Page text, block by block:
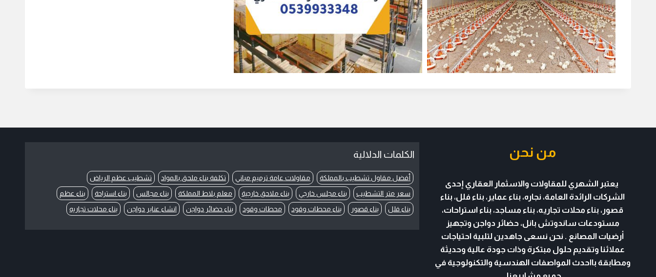
من نحن
يعتبر الشهري للمقاولات والاسثمار العقاري إحدى
الشركات الرائدة العامة، نجاره، بناء عماير، بناء فلل، بناء
قصور، بناء محلات تجاريه، بناء مساجد، بناء استراحات،
مستودعات ساندوتش بانل، حضائر دواجن وتجهيز
أرضيات المصانع . نحن نسعى جاهدين لتلبية احتياجات
عملائنا وتقديم حلول مبتكرة وذات جودة عالية وحديثة
ومطابقة بااحدث المواصفات الهندسية والتكنولوجية في
الكلمات الدلالية
أفضل مقاول تشطيب بالمملكة مقاولات عامة ترميم مباني تكلفة بناء ملحق بالمواد
تشطيب عظم الرياض
سعر متر التشطيب
بناء مجلس خارجي بناء ملاحق خارجية معلم بلاط المملكة بناء مجالس بناء استراحة
بناء عظم
بناء فلل
بناء قصور بناء محطات وقود محطات وقود بناء حضائر دواجن انشاء عنابر دواجن بناء محلات تجاريه